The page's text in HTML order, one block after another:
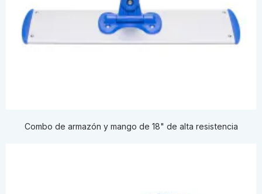
Combo de armazón y mango de 18" de alta resistencia